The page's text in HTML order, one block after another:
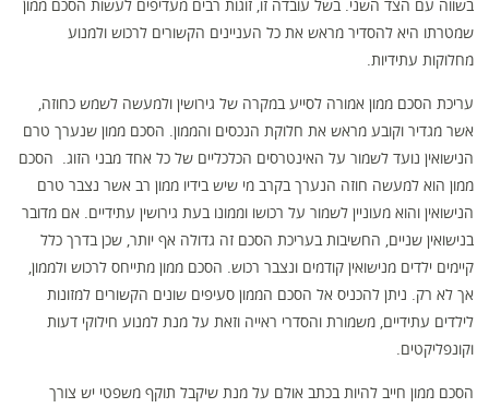
בשווה עם הצד השני. בשל עובדה זו, זוגות רבים מעדיפים לעשות הסכם ממון
שמטרתו היא להסדיר מראש את כל העניינים הקשורים לרכוש ולמנוע
מחלוקות עתידיות.
עריכת הסכם ממון אמורה לסייע במקרה של גירושין ולמעשה לשמש כחוזה,
אשר מגדיר וקובע מראש את חלוקת הנכסים והממון. הסכם ממון שנערך טרם
הנישואין נועד לשמור על האינטרסים הכלכליים של כל אחד מבני הזוג. הסכם
ממון הוא למעשה חוזה הנערך בקרב מי שיש בידיו ממון רב אשר נצבר טרם
הנישואין והוא מעוניין לשמור על רכושו וממונו בעת גירושין עתידיים. אם מדובר
בנישואין שניים, החשיבות בעריכת הסכם זה גדולה אף יותר, שכן בדרך כלל
קיימים ילדים מנישואין קודמים ונצבר רכוש. הסכם ממון מתייחס לרכוש ולממון,
אך לא רק. ניתן להכניס אל הסכם הממון סעיפים שונים הקשורים למזונות
לילדים עתידיים, משמורת והסדרי ראייה וזאת על מנת למנוע חילוקי דעות
וקונפליקטים.
הסכם ממון חייב להיות בכתב אולם על מנת שיקבל תוקף משפטי יש צורך